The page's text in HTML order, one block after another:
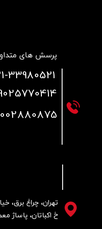
تهران، چراغ برق،
خ اکباتان، پاساژ
پرسش های
-33980521